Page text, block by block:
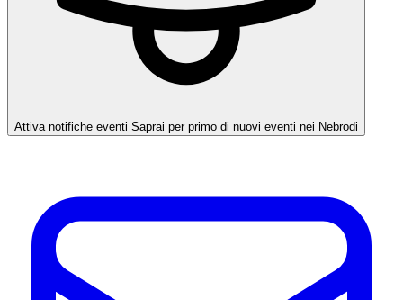
Attiva notifiche eventi Saprai per primo di nuovi eventi nei Nebrodi